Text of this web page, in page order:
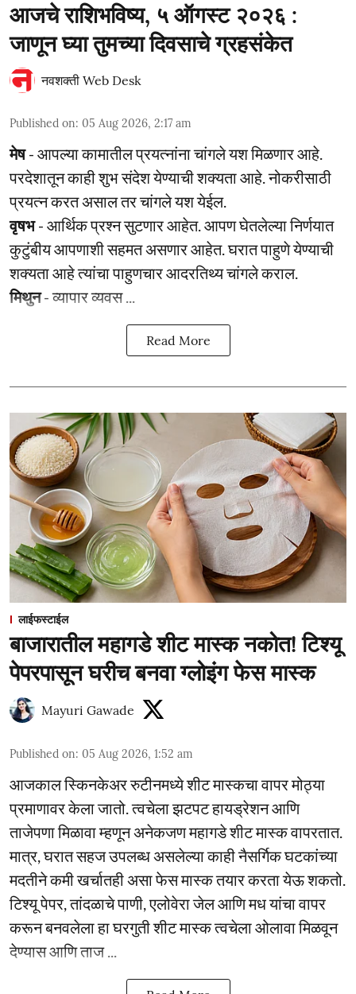
आजचे राशिभविष्य, ५ ऑगस्ट २०२६ :
जाणून घ्या तुमच्या दिवसाचे ग्रहसंकेत
नवशक्ती Web Desk
Published on: 05 Aug 2026, 2:17 am
मेष- आपल्या कामातील प्रयत्नांना चांगले यश मिळणार आहे.
परदेशातून काही शुभ संदेश येण्याची शक्यता आहे. नोकरीसाठी
प्रयत्न करत असाल तर चांगले यश येईल.
वृषभ- आर्थिक प्रश्‍न सुटणार आहेत. आपण घेतलेल्या निर्णयात
कुटुंबीय आपणाशी सहमत असणार आहेत. घरात पाहुणे येण्याची
शक्यता आहे त्यांचा पाहुणचार आदरतिथ्य चांगले कराल.
मिथुन- व्यापार व्यवस ...
Read More
लाईफस्टाईल
बाजारातील महागडे शीट मास्क नकोत! टिश्यू
पेपरपासून घरीच बनवा ग्लोइंग फेस मास्क
Mayuri Gawade
Published on: 05 Aug 2026, 1:52 am
आजकाल स्किनकेअर रुटीनमध्ये शीट मास्कचा वापर मोठ्या
प्रमाणावर केला जातो. त्वचेला झटपट हायड्रेशन आणि
ताजेपणा मिळावा म्हणून अनेकजण महागडे शीट मास्क वापरतात.
मात्र, घरात सहज उपलब्ध असलेल्या काही नैसर्गिक घटकांच्या
मदतीने कमी खर्चातही असा फेस मास्क तयार करता येऊ शकतो.
टिश्यू पेपर, तांदळाचे पाणी, एलोवेरा जेल आणि मध यांचा वापर
करून बनवलेला हा घरगुती शीट मास्क त्वचेला ओलावा मिळवून
देण्यास आणि ताज ...